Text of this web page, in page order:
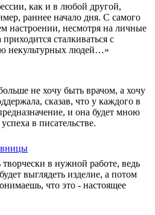
как и в любой другой,
раннее начало дня. С самого
настроении, несмотря на личные
сталкиваться с
некультурных людей…»
не хочу быть врачом, а хочу
сказав, что у каждого в
и она будет мною
в писательстве.
в нужной работе, ведь
выглядеть изделие, а потом
что это - настоящее